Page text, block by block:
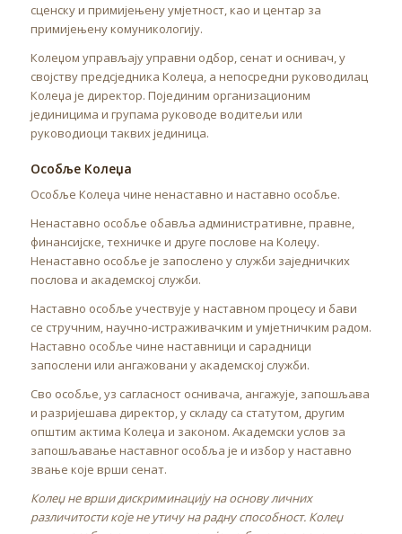
сценску и примијењену умјетност, као и центар за
примијењену комуникологију.
Колеџом управљају управни одбор, сенат и оснивач, у
својству предсједника Колеџа, а непосредни руководилац
Колеџа је директор. Појединим организационим
јединицима и групама руководе водитељи или
руководиоци таквих јединица.
Особље Колеџа
Особље Колеџа чине ненаставно и наставно особље.
Ненаставно особље обавља административне, правне,
финансијске, техничке и друге послове на Колеџу.
Ненаставно особље је запослено у служби заједничких
послова и академској служби.
Наставно особље учествује у наставном процесу и бави
се стручним, научно-истраживачким и умјетничким радом.
Наставно особље чине наставници и сарадници
запослени или ангажовани у академској служби.
Сво особље, уз сагласност оснивача, ангажује, запошљава
и разријешава директор, у складу са статутом, другим
општим актима Колеџа и законом. Академски услов за
запошљавање наставног особља је и избор у наставно
звање које врши сенат.
Колеџ не врши дискриминацију на основу личних
различитости које не утичу на радну способност. Колеџ